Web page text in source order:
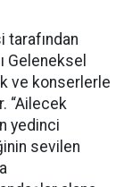
tarafından
Geleneksel
ve konserlerle
“Ailecek
yedinci
sevilen